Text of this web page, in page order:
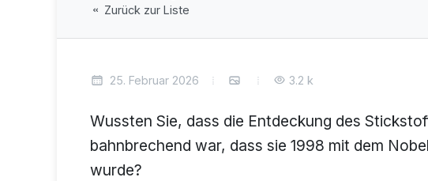
Zurück zur Liste
25. Februar 2026 3.2 k
Wussten Sie, dass die Entdeckung des
bahnbrechend war, dass sie 1998 mit dem
wurde?